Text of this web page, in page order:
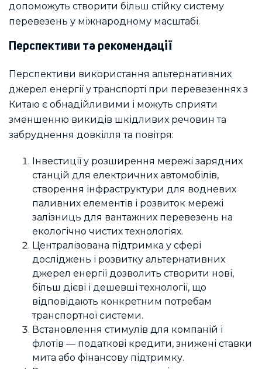
допоможуть створити більш стійку систему
перевезень у міжнародному масштабі.
Перспективи та рекомендації
Перспективи використання альтернативних
джерел енергії у транспорті при перевезеннях з
Китаю є обнадійливими і можуть сприяти
зменшенню викидів шкідливих речовин та
забруднення довкілля та повітря:
Інвестиції у розширення мережі зарядних
станцій для електричних автомобілів,
створення інфраструктури для водневих
паливних елементів і розвиток мережі
залізниць для вантажних перевезень на
екологічно чистих технологіях.
Централізована підтримка у сфері
досліджень і розвитку альтернативних
джерел енергії дозволить створити нові,
більш дієві і дешевші технології, що
відповідають конкретним потребам
транспортної системи.
Встановлення стимулів для компаній і
флотів — податкові кредити, знижені ставки
мита або фінансову підтримку.